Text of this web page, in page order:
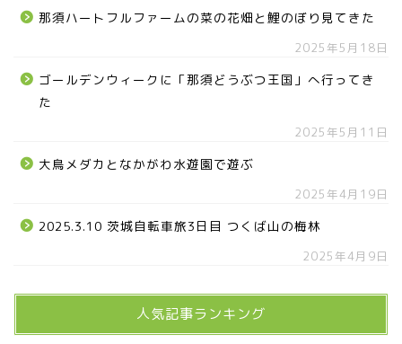
那須ハートフルファームの菜の花畑と鯉のぼり見てきた
2025年5月18日
ゴールデンウィークに「那須どうぶつ王国」へ行ってき
た
2025年5月11日
大鳥メダカとなかがわ水遊園で遊ぶ
2025年4月19日
2025.3.10 茨城自転車旅3日目 つくば山の梅林
2025年4月9日
人気記事ランキング